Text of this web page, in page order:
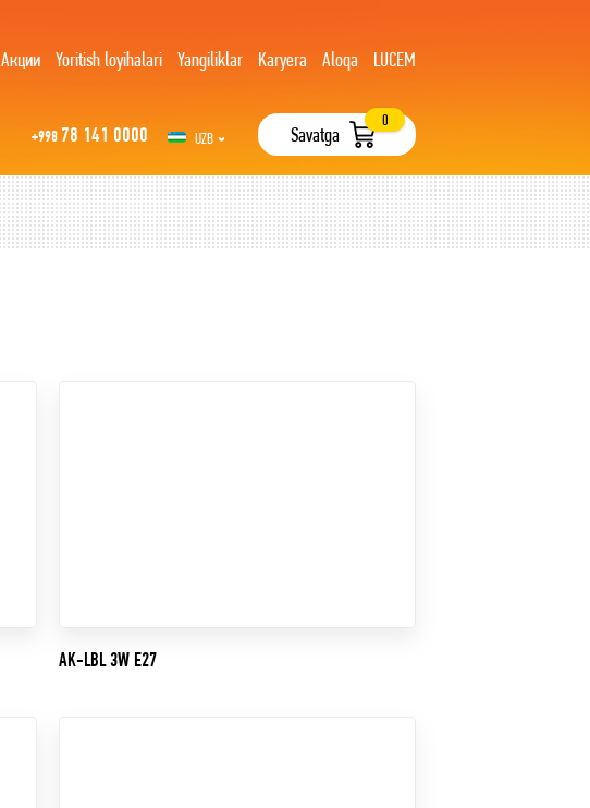
Акции Yoritish loyihalari Yangiliklar Karyera Aloqa LUCEM
+998 78 141 0000
UZB
Savatga
0
AK-LBL 3W E27